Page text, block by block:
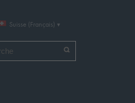
Suisse (Français)